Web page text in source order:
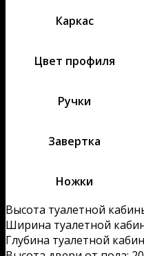
Каркас
Цвет профиля
Ручки
Завертка
Ножки
Высота туалетной
Ширина туалетной
Глубина туалетной